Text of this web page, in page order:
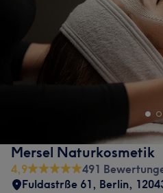
Mersel Naturkosmetik
4,9
491
Fuldastrße 61, Berlin,